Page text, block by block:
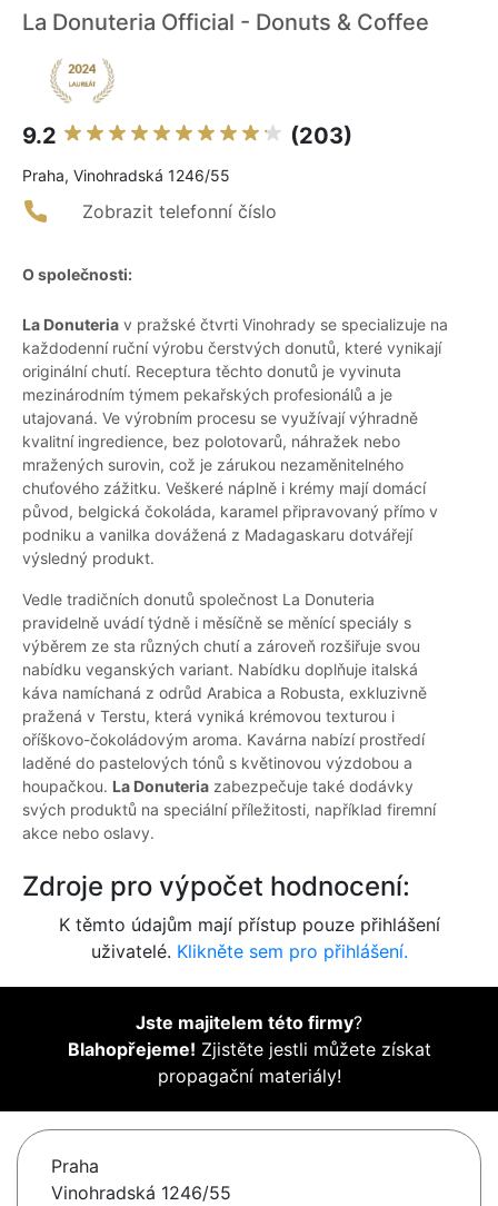
La Donuteria Official - Donuts & Coffee
9.2 (203)
Praha, Vinohradská 1246/55
Zobrazit telefonní číslo
O společnosti:
La Donuteria v pražské čtvrti Vinohrady se specializuje na
každodenní ruční výrobu čerstvých donutů, které vynikají
originální chutí. Receptura těchto donutů je vyvinuta
mezinárodním týmem pekařských profesionálů a je
utajovaná. Ve výrobním procesu se využívají výhradně
kvalitní ingredience, bez polotovarů, náhražek nebo
mražených surovin, což je zárukou nezaměnitelného
chuťového zážitku. Veškeré náplně i krémy mají domácí
původ, belgická čokoláda, karamel připravovaný přímo v
podniku a vanilka dovážená z Madagaskaru dotvářejí
výsledný produkt.
Vedle tradičních donutů společnost La Donuteria
pravidelně uvádí týdně i měsíčně se měnící speciály s
výběrem ze sta různých chutí a zároveň rozšiřuje svou
nabídku veganských variant. Nabídku doplňuje italská
káva namíchaná z odrůd Arabica a Robusta, exkluzivně
pražená v Terstu, která vyniká krémovou texturou i
oříškovo-čokoládovým aroma. Kavárna nabízí prostředí
laděné do pastelových tónů s květinovou výzdobou a
houpačkou. La Donuteria zabezpečuje také dodávky
svých produktů na speciální příležitosti, například firemní
akce nebo oslavy.
Zdroje pro výpočet hodnocení:
K těmto údajům mají přístup pouze přihlášení
uživatelé. Klikněte sem pro přihlášení.
Jste majitelem této firmy?
Blahopřejeme! Zjistěte jestli můžete získat
propagační materiály!
Praha
Vinohradská 1246/55